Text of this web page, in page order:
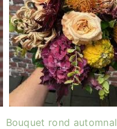
Bouquet rond automnal